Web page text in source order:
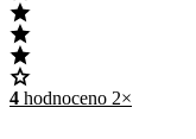
4 hodnoceno 2×